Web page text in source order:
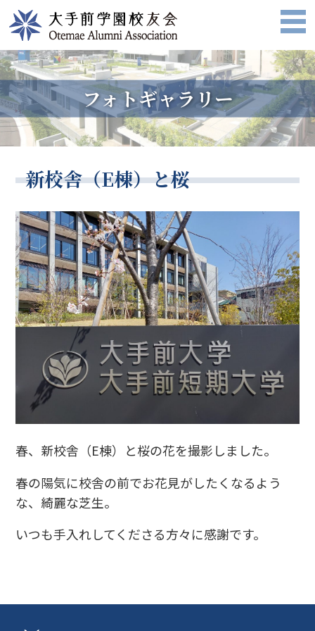
フォトギャラリー
新校舎（E棟）と桜
春、新校舎（E棟）と桜の花を撮影しました。
春の陽気に校舎の前でお花見がしたくなるよう
な、綺麗な芝生。
いつも手入れしてくださる方々に感謝です。